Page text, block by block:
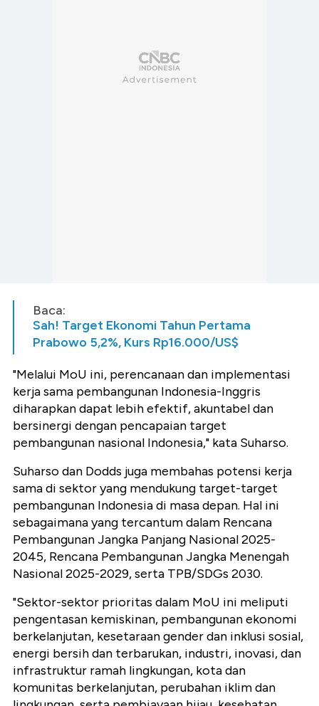
Baca:
Sah! Target Ekonomi Tahun Pertama
Prabowo 5,2%, Kurs Rp16.000/US$
"Melalui MoU ini, perencanaan dan implementasi
kerja sama pembangunan Indonesia-Inggris
diharapkan dapat lebih efektif, akuntabel dan
bersinergi dengan pencapaian target
pembangunan nasional Indonesia," kata Suharso.
Suharso dan Dodds juga membahas potensi kerja
sama di sektor yang mendukung target-target
pembangunan Indonesia di masa depan. Hal ini
sebagaimana yang tercantum dalam Rencana
Pembangunan Jangka Panjang Nasional 2025-
2045, Rencana Pembangunan Jangka Menengah
Nasional 2025-2029, serta TPB/SDGs 2030.
"Sektor-sektor prioritas dalam MoU ini meliputi
pengentasan kemiskinan, pembangunan ekonomi
berkelanjutan, kesetaraan gender dan inklusi sosial,
energi bersih dan terbarukan, industri, inovasi, dan
infrastruktur ramah lingkungan, kota dan
komunitas berkelanjutan, perubahan iklim dan